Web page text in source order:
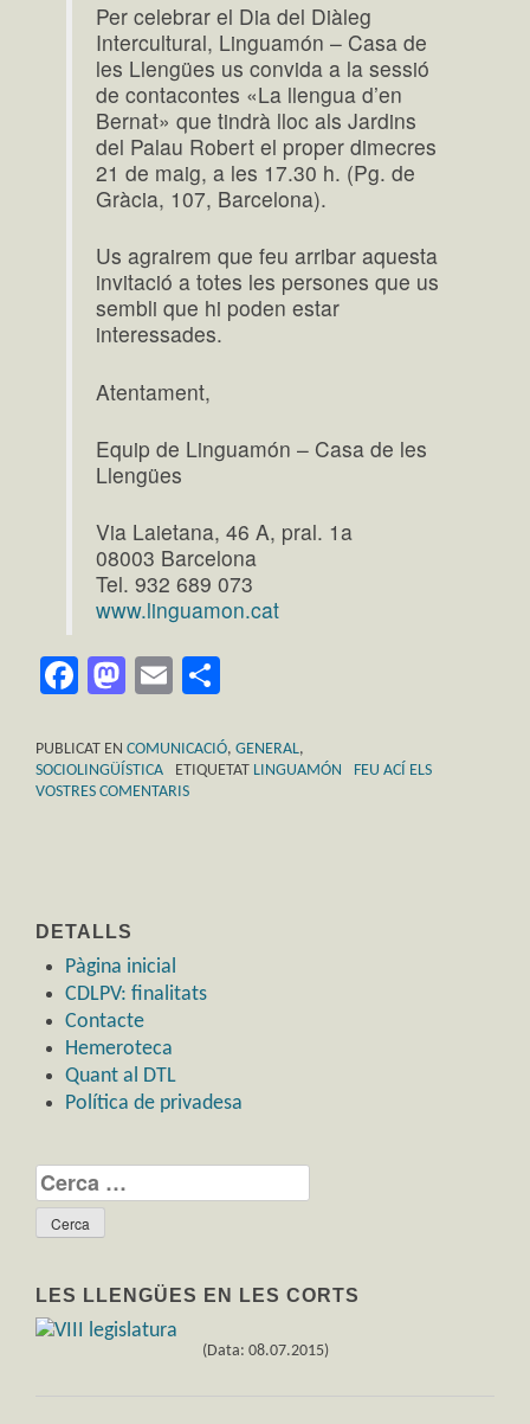
Per celebrar el Dia del Diàleg
Intercultural, Linguamón – Casa de
les Llengües us convida a la sessió
de contacontes «La llengua d’en
Bernat» que tindrà lloc als Jardins
del Palau Robert el proper dimecres
21 de maig, a les 17.30 h. (Pg. de
Gràcia, 107, Barcelona).
Us agrairem que feu arribar aquesta
invitació a totes les persones que us
sembli que hi poden estar
interessades.
Atentament,
Equip de Linguamón – Casa de les
Llengües
Via Laietana, 46 A, pral. 1a
08003 Barcelona
Tel. 932 689 073
www.linguamon.cat
Facebook
Mastodon
Email
PUBLICAT EN COMUNICACIÓ, GENERAL,
SOCIOLINGÜÍSTICA
ETIQUETAT LINGUAMÓN
FEU ACÍ ELS
VOSTRES COMENTARIS
DETALLS
Pàgina inicial
CDLPV: finalitats
Contacte
Hemeroteca
Quant al DTL
Política de privadesa
Cerca:
LES LLENGÜES EN LES CORTS
(Data: 08.07.2015)